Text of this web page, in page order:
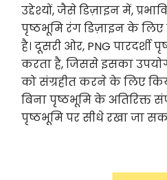
उद्देश्यों, जैसे डिज़ाइन में,
पृष्ठभूमि रंग डिज़ाइन के
है। दूसरी ओर, PNG पारदर्शी
करता है, जिससे इसका
को संग्रहीत करने के लिए
बिना पृष्ठभूमि के अतिरिक्त
पृष्ठभूमि पर सीधे रखा जा